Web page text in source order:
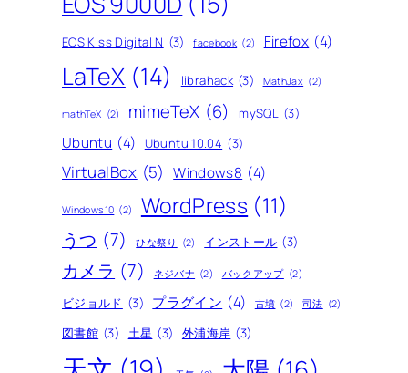
EOS Kiss Digital N (3) facebook (2) Firefox (4)
LaTeX (14) librahack (3) MathJax (2)
mathTeX (2) mimeTeX (6) mySQL (3)
Ubuntu (4) Ubuntu 10.04 (3)
VirtualBox (5) Windows8 (4)
Windows10 (2) WordPress (11)
うつ (7) ひな祭り (2) インストール (3)
カメラ (7) ネジバナ (2) バックアップ (2)
ビジョルド (3) プラグイン (4) 古墳 (2) 司法 (2)
図書館 (3) 土星 (3) 外浦海岸 (3)